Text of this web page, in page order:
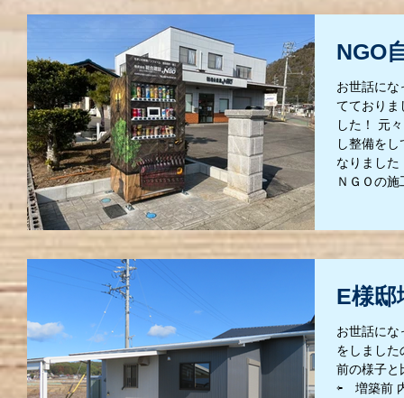
NGO
お世話にな
てておりま
した！ 元
し整備を
なりました
ＮＧＯの
E様邸
お世話にな
をしました
前の様子と
⇦ 増築前